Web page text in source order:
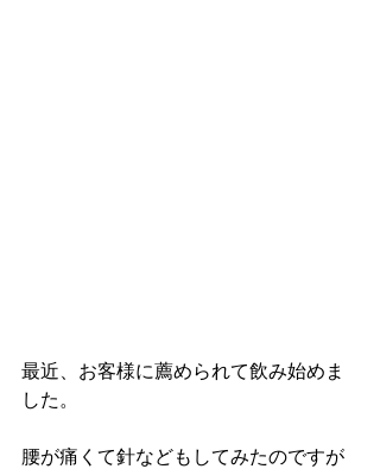
最近、お客様に薦められて飲み始めま
した。
腰が痛くて針などもしてみたのですが